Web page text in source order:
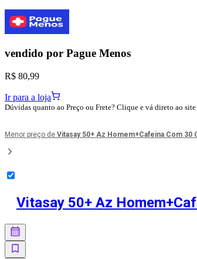
vendido por Pague Menos
R$ 80,99
Ir para a loja
Dúvidas quanto ao Preço ou Frete? Clique e vá direto ao
Menor preço de Vitasay 50+ Az Homem+Cafeina Com 30
Vitasay 50+ Az